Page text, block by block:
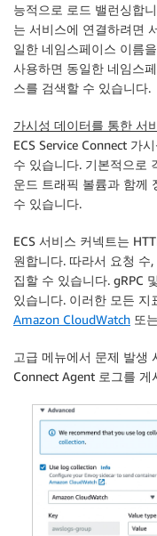
능적으로 로드 밸런싱합
는 서비스에 연결하려면
일한 네임스페이스 이름
사용하면 동일한 네임스
스를 검색할 수 있습니다.
가시성 데이터를 통한 서
ECS Service Connect 가
수 있습니다. 기본적으로
운드 트래픽 볼륨과 함께
수 있습니다.
ECS 서비스 커넥트는
원합니다. 따라서 요청 수
집할 수 있습니다. gRPC
있습니다. 이러한 모든 지
Amazon CloudWatch 또
고급 메뉴에서 문제 발생
Connect Agent 로그를 게